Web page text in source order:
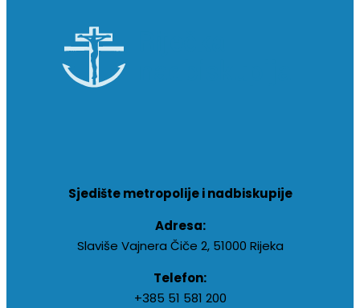
Sjedište metropolije i nadbiskupije
Adresa:
Slaviše Vajnera Čiče 2, 51000 Rijeka
Telefon:
+385 51 581 200